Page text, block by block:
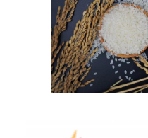
Meihekou
Market